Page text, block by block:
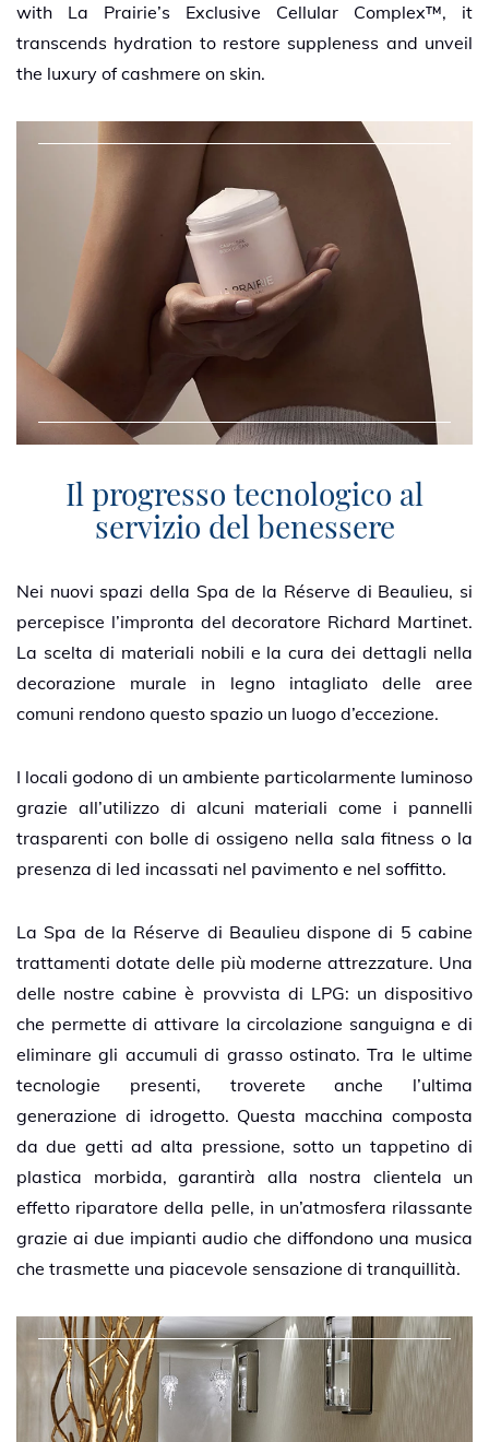
with La Prairie’s Exclusive Cellular Complex™, it
transcends hydration to restore suppleness and unveil
the luxury of cashmere on skin.
Il progresso tecnologico al
servizio del benessere
Nei nuovi spazi della Spa de la Réserve di Beaulieu, si
percepisce l’impronta del decoratore Richard Martinet.
La scelta di materiali nobili e la cura dei dettagli nella
decorazione murale in legno intagliato delle aree
comuni rendono questo spazio un luogo d’eccezione.
I locali godono di un ambiente particolarmente luminoso
grazie all’utilizzo di alcuni materiali come i pannelli
trasparenti con bolle di ossigeno nella sala fitness o la
presenza di led incassati nel pavimento e nel soffitto.
La Spa de la Réserve di Beaulieu dispone di 5 cabine
trattamenti dotate delle più moderne attrezzature. Una
delle nostre cabine è provvista di LPG: un dispositivo
che permette di attivare la circolazione sanguigna e di
eliminare gli accumuli di grasso ostinato. Tra le ultime
tecnologie presenti, troverete anche l’ultima
generazione di idrogetto. Questa macchina composta
da due getti ad alta pressione, sotto un tappetino di
plastica morbida, garantirà alla nostra clientela un
effetto riparatore della pelle, in un’atmosfera rilassante
grazie ai due impianti audio che diffondono una musica
che trasmette una piacevole sensazione di tranquillità.